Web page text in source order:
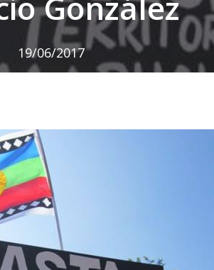
19/06/2017